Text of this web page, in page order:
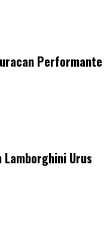
Performante
Urus